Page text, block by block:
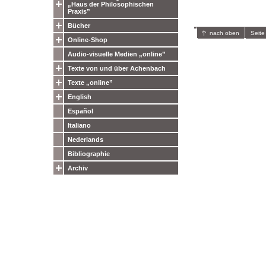
„Haus der Philosophischen
Praxis”
Bücher
Online-Shop
Audio-visuelle Medien „online”
Texte von und über Achenbach
Texte „online”
English
Español
Italiano
Nederlands
Bibliographie
Archiv
nach oben Seite